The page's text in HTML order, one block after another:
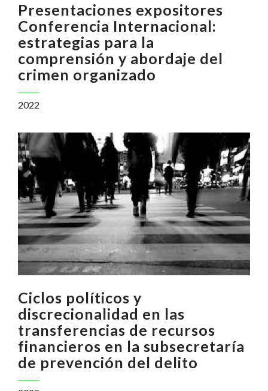
Presentaciones expositores
Conferencia Internacional:
estrategias para la
comprensión y abordaje del
crimen organizado
2022
Ciclos políticos y
discrecionalidad en las
transferencias de recursos
financieros en la subsecretaría
de prevención del delito